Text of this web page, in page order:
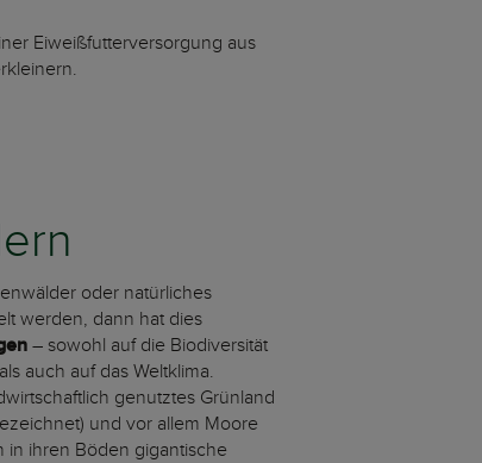
Eiweißfutterversorgung aus
oder natürliches
werden, dann hat dies
– sowohl auf die Biodiversität
auch auf das Weltklima.
genutztes Grünland
und vor allem Moore
ihren Böden gigantische